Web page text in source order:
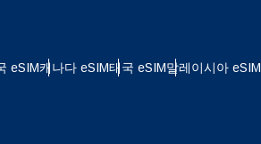
eSIM캐나다 eSIM태국 eSIM말레이시아 eSIM